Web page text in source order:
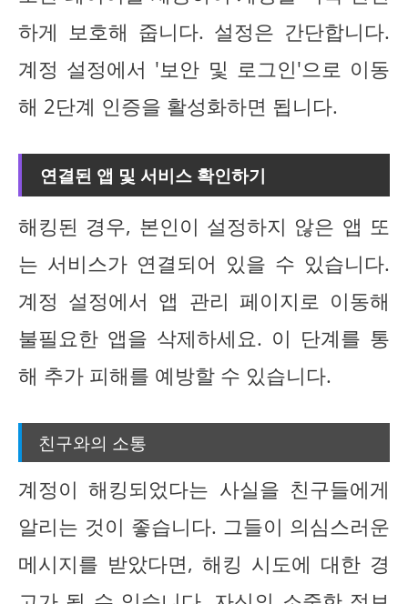
하게 보호해 줍니다. 설정은 간단합니다.
계정 설정에서 '보안 및 로그인'으로 이동
해 2단계 인증을 활성화하면 됩니다.
연결된 앱 및 서비스 확인하기
해킹된 경우, 본인이 설정하지 않은 앱 또
는 서비스가 연결되어 있을 수 있습니다.
계정 설정에서 앱 관리 페이지로 이동해
불필요한 앱을 삭제하세요. 이 단계를 통
해 추가 피해를 예방할 수 있습니다.
친구와의 소통
계정이 해킹되었다는 사실을 친구들에게
알리는 것이 좋습니다. 그들이 의심스러운
메시지를 받았다면, 해킹 시도에 대한 경